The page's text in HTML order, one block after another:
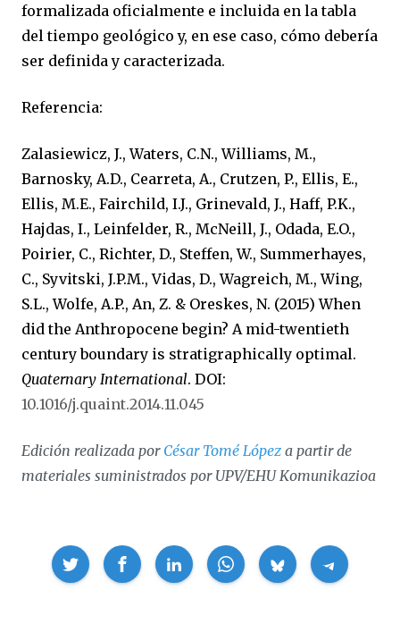
formalizada oficialmente e incluida en la tabla
del tiempo geológico y, en ese caso, cómo debería
ser definida y caracterizada.
Referencia:
Zalasiewicz, J., Waters, C.N., Williams, M.,
Barnosky, A.D., Cearreta, A., Crutzen, P., Ellis, E.,
Ellis, M.E., Fairchild, I.J., Grinevald, J., Haff, P.K.,
Hajdas, I., Leinfelder, R., McNeill, J., Odada, E.O.,
Poirier, C., Richter, D., Steffen, W., Summerhayes,
C., Syvitski, J.P.M., Vidas, D., Wagreich, M., Wing,
S.L., Wolfe, A.P., An, Z. & Oreskes, N. (2015) When
did the Anthropocene begin? A mid-twentieth
century boundary is stratigraphically optimal.
Quaternary International. DOI:
10.1016/j.quaint.2014.11.045
Edición realizada por César Tomé López a partir de
materiales suministrados por UPV/EHU Komunikazioa
Compartir